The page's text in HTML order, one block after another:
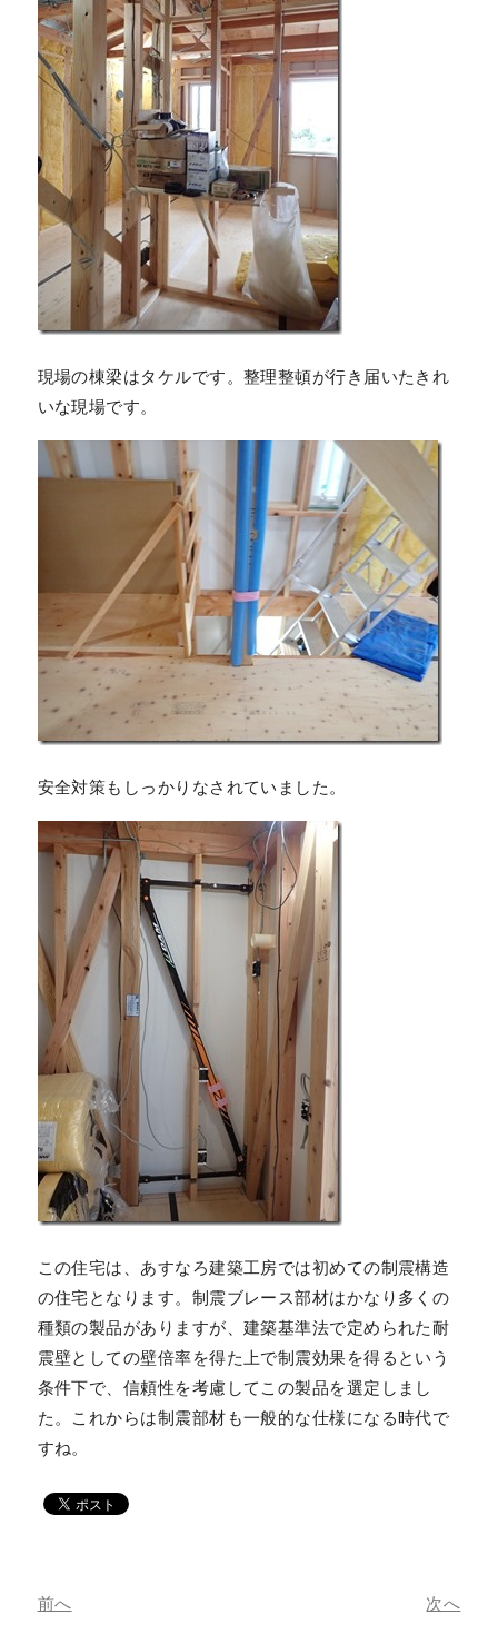
現場の棟梁はタケルです。整理整頓が行き届いたきれ
いな現場です。
安全対策もしっかりなされていました。
この住宅は、あすなろ建築工房では初めての制震構造
の住宅となります。制震ブレース部材はかなり多くの
種類の製品がありますが、建築基準法で定められた耐
震壁としての壁倍率を得た上で制震効果を得るという
条件下で、信頼性を考慮してこの製品を選定しまし
た。これからは制震部材も一般的な仕様になる時代で
すね。
前へ 次へ